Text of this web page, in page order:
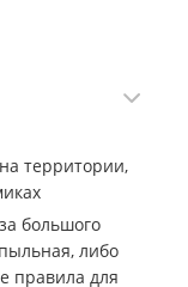
территории,
большого
либо
правила для